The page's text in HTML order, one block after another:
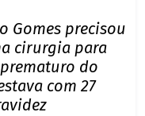
Gomes precisou
cirurgia para
do
com 27